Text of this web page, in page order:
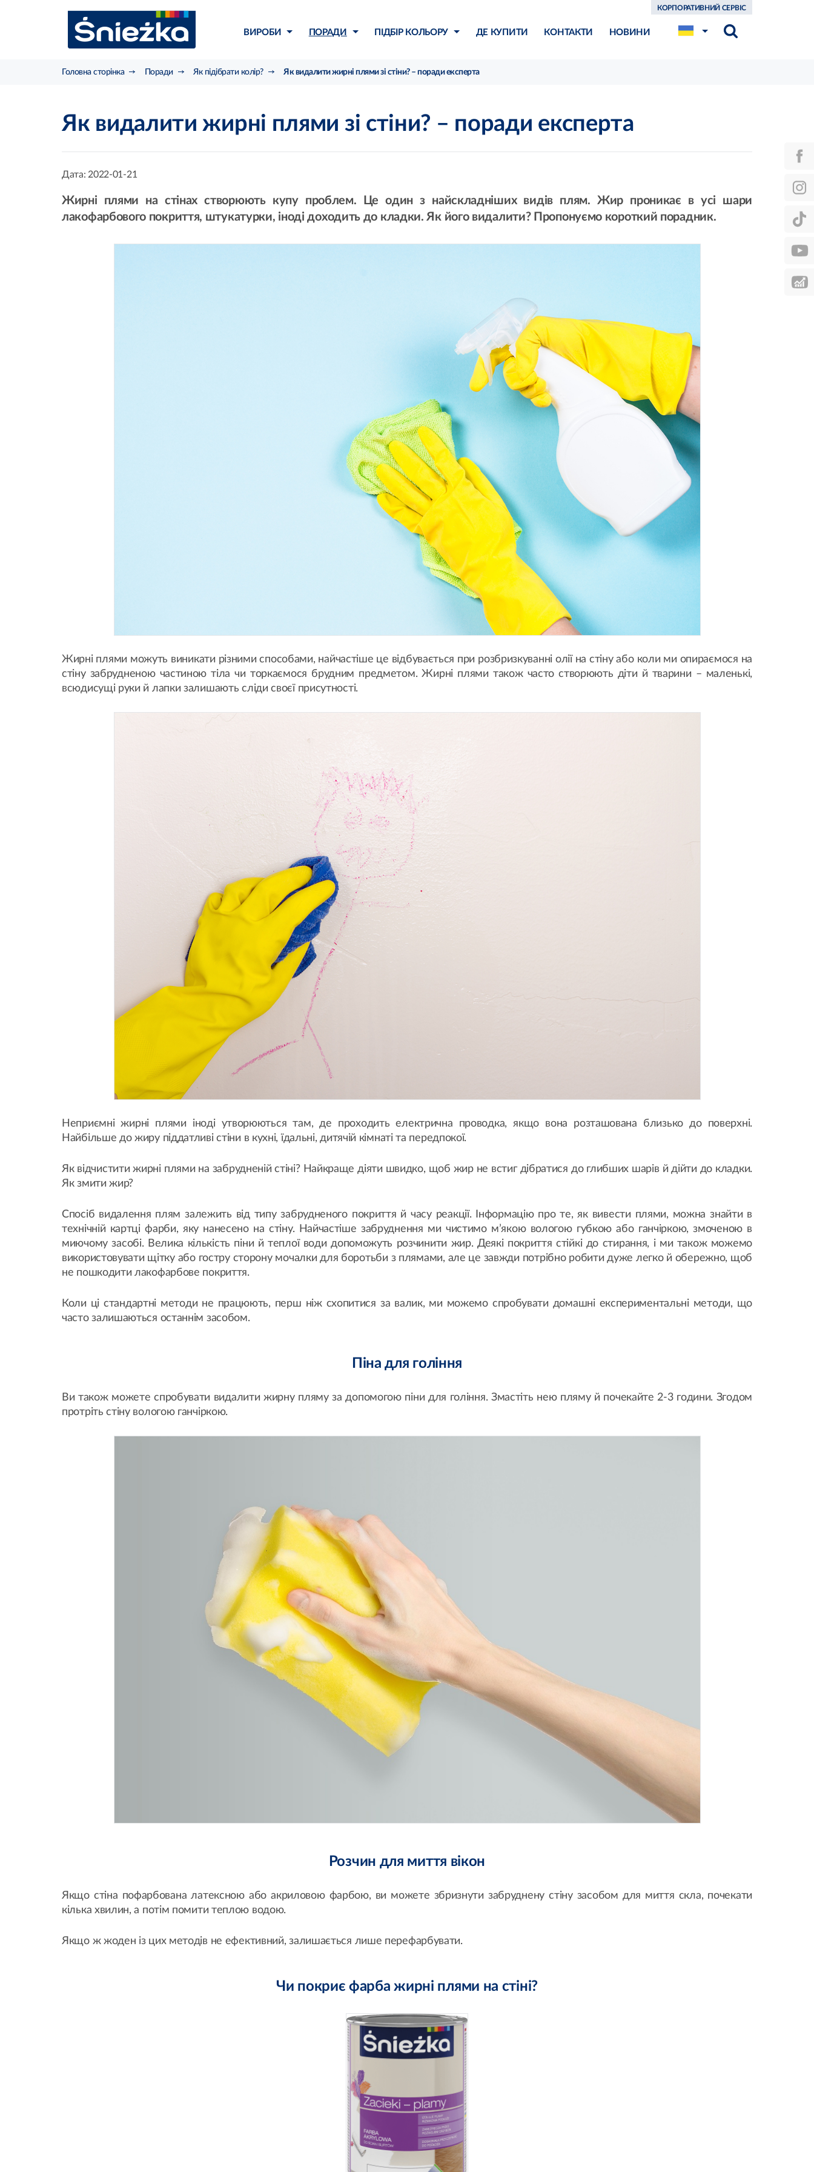
ВИРОБИ ПОРАДИ ПІДБІР КОЛЬОРУ ДЕ КУПИТИ КОНТАКТИ НОВИНИ
КОРПОРАТИВНИЙ СЕРВІС
Головна сторінка Поради Як підібрати колір? Як видалити жирні плями зі стіни? – поради експерта
Як видалити жирні плями зі стіни? – поради експерта
Дата: 2022-01-21
Жирні плями на стінах створюють купу проблем. Це один з найскладніших видів плям. Жир проникає в усі шари
лакофарбового покриття, штукатурки, іноді доходить до кладки. Як його видалити? Пропонуємо короткий порадник.
Жирні плями можуть виникати різними способами, найчастіше це відбувається при розбризкуванні олії на стіну або коли ми опираємося на
стіну забрудненою частиною тіла чи торкаємося брудним предметом. Жирні плями також часто створюють діти й тварини – маленькі,
всюдисущі руки й лапки залишають сліди своєї присутності.
Неприємні жирні плями іноді утворюються там, де проходить електрична проводка, якщо вона розташована близько до поверхні.
Найбільше до жиру піддатливі стіни в кухні, їдальні, дитячій кімнаті та передпокої.
Як відчистити жирні плями на забрудненій стіні? Найкраще діяти швидко, щоб жир не встиг дібратися до глибших шарів й дійти до кладки.
Як змити жир?
Спосіб видалення плям залежить від типу забрудненого покриття й часу реакції. Інформацію про те, як вивести плями, можна знайти в
технічній картці фарби, яку нанесено на стіну. Найчастіше забруднення ми чистимо м’якою вологою губкою або ганчіркою, змоченою в
миючому засобі. Велика кількість піни й теплої води допоможуть розчинити жир. Деякі покриття стійкі до стирання, і ми також можемо
використовувати щітку або гостру сторону мочалки для боротьби з плямами, але це завжди потрібно робити дуже легко й обережно, щоб
не пошкодити лакофарбове покриття.
Коли ці стандартні методи не працюють, перш ніж схопитися за валик, ми можемо спробувати домашні експериментальні методи, що
часто залишаються останнім засобом.
Піна для гоління
Ви також можете спробувати видалити жирну пляму за допомогою піни для гоління. Змастіть нею пляму й почекайте 2-3 години. Згодом
протріть стіну вологою ганчіркою.
Розчин для миття вікон
Якщо стіна пофарбована латексною або акриловою фарбою, ви можете збризнути забруднену стіну засобом для миття скла, почекати
кілька хвилин, а потім помити теплою водою.
Якщо ж жоден із цих методів не ефективний, залишається лише перефарбувати.
Чи покриє фарба жирні плями на стіні?